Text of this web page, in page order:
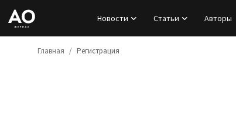
Новости Статьи Авторы
Главная Регистрация